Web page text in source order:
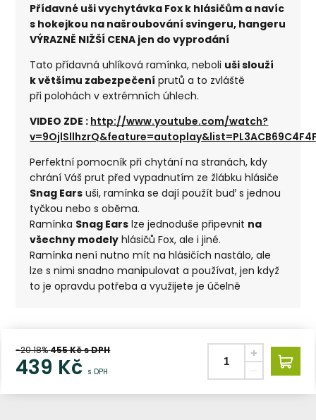
Přídavné uši vychytávka Fox k hlásičům a navíc
s hokejkou na našroubování svingeru, hangeru
VÝRAZNĚ NIŽŠÍ CENA jen do vyprodání
Tato přídavná uhlíková ramínka, neboli uši slouží
k většímu zabezpečení prutů a to zvláště
při polohách v extrémních úhlech.
VIDEO ZDE : http://www.youtube.com/watch?
Perfektní pomocník při chytání na stranách, kdy
chrání Váš prut před vypadnutím ze žlábku hlásiče
Snag Ears uši, ramínka se dají použít buď s jednou
tyčkou nebo s oběma.
Ramínka Snag Ears lze jednoduše připevnit na
všechny modely hlásičů Fox, ale i jiné.
Ramínka není nutno mít na hlásičích nastálo, ale
lze s nimi snadno manipulovat a používat, jen když
to je opravdu potřeba a využijete je účelně
-20.18%455Kč s DPH
439 Kč s DPH